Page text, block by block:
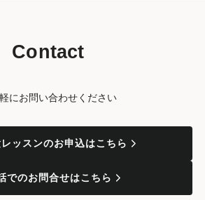
Contact
にお問い合わせください
ッスンのお申込はこちら
でのお問合せはこちら